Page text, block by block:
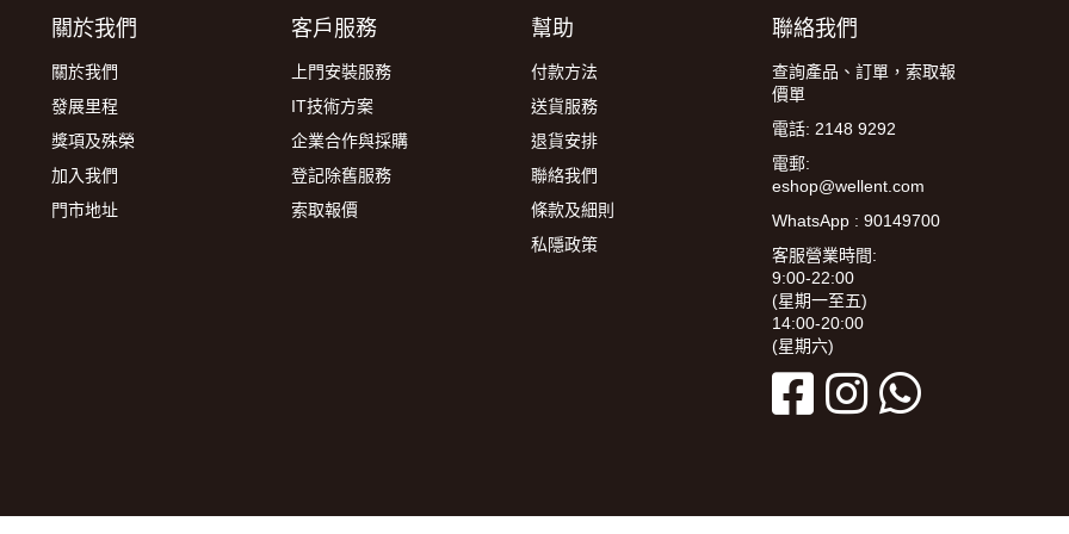
關於我們
關於我們
發展里程
獎項及殊榮
加入我們
門市地址
客戶服務
上門安裝服務
IT技術方案
企業合作與採購
登記除舊服務
索取報價
幫助
付款方法
送貨服務
退貨安排
聯絡我們
條款及細則
私隱政策
聯絡我們
查詢產品、訂單，索取報
價單
電話: 2148 9292
電郵:
eshop@wellent.com
WhatsApp : 90149700
客服營業時間:
9:00-22:00
(星期一至五)
14:00-20:00
(星期六)